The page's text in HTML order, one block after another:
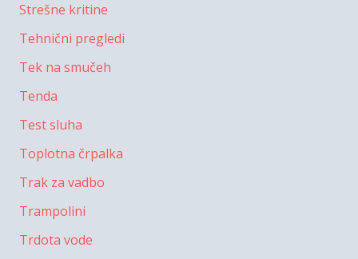
Strešne kritine
Tehnični pregledi
Tek na smučeh
Tenda
Test sluha
Toplotna črpalka
Trak za vadbo
Trampolini
Trdota vode